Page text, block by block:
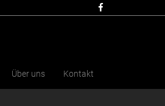
Über uns Kontakt